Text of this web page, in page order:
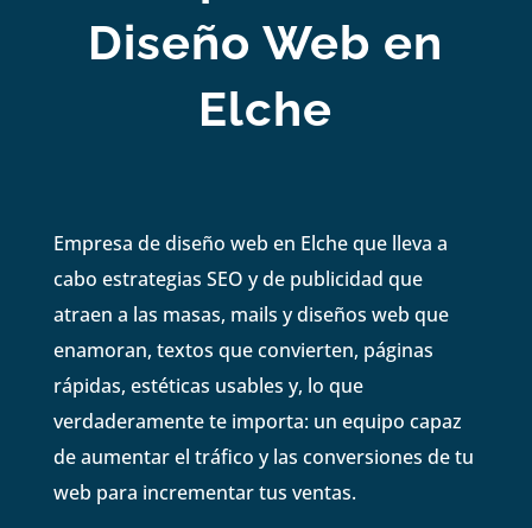
Diseño Web en
Elche
Empresa de diseño web en Elche que lleva a
cabo estrategias SEO y de publicidad que
atraen a las masas, mails y diseños web que
enamoran, textos que convierten, páginas
rápidas, estéticas usables y, lo que
verdaderamente te importa: un equipo capaz
de aumentar el tráfico y las conversiones de tu
web para incrementar tus ventas.